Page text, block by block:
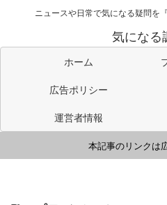
ニュースや日常で気になる疑問を
気になる
ホーム
広告ポリシー
運営者情報
本記事のリンクは